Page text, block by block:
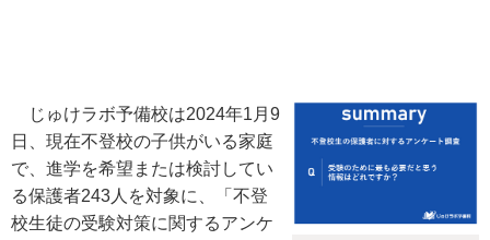
じゅけラボ予備校は2024年1月9
日、現在不登校の子供がいる家庭
で、進学を希望または検討してい
る保護者243人を対象に、「不登
校生徒の受験対策に関するアンケ